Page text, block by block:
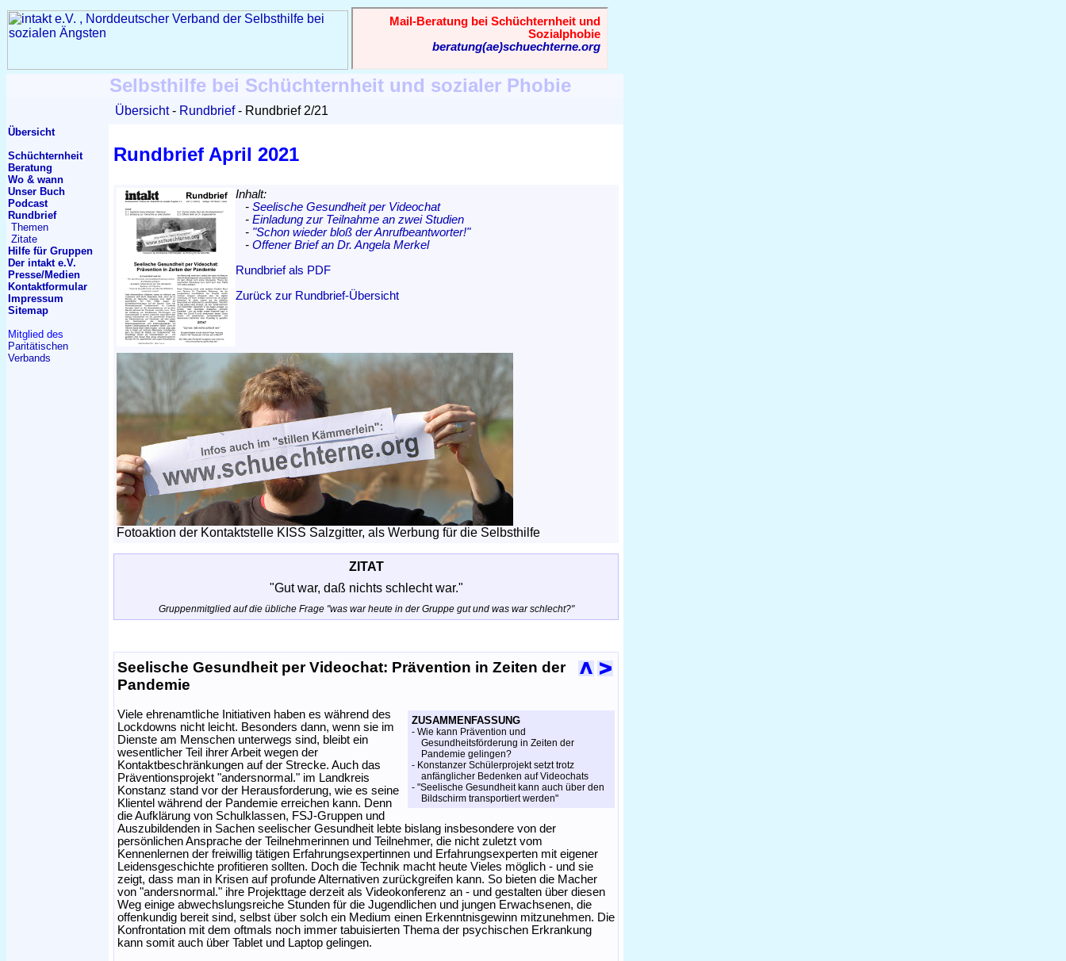
Selbsthilfe bei Schüchternheit und sozialer Phobie
Übersicht Rundbrief Rundbrief 2/21
Übersicht
Schüchternheit
Beratung
Wo & wann
Unser Buch
Podcast
Rundbrief
Themen
Zitate
Hilfe für Gruppen
Der intakt e.V.
Presse/Medien
Kontaktformular
Impressum
Sitemap
Mitglied des
Paritätischen
Verbands
Rundbrief April 2021
Inhalt:
- Seelische Gesundheit per Videochat
- Einladung zur Teilnahme an zwei Studien
- "Schon wieder bloß der Anrufbeantworter!"
- Offener Brief an Dr. Angela Merkel
Rundbrief als PDF
Zurück zur Rundbrief-Übersicht
Fotoaktion der Kontaktstelle KISS Salzgitter, als Werbung für die Selbsthilfe
ZITAT
"Gut war, daß nichts schlecht war."
Gruppenmitglied auf die übliche Frage "was war heute in der Gruppe gut und was war schlecht?"
Seelische Gesundheit per Videochat: Prävention in Zeiten der
Pandemie
ZUSAMMENFASSUNG
- Wie kann Prävention und
Gesundheitsförderung in Zeiten der
Pandemie gelingen?
- Konstanzer Schülerprojekt setzt trotz
anfänglicher Bedenken auf Videochats
- "Seelische Gesundheit kann auch über den
Bildschirm transportiert werden"
Viele ehrenamtliche Initiativen haben es während des
Lockdowns nicht leicht. Besonders dann, wenn sie im
Dienste am Menschen unterwegs sind, bleibt ein
wesentlicher Teil ihrer Arbeit wegen der
Kontaktbeschränkungen auf der Strecke. Auch das
Präventionsprojekt "andersnormal." im Landkreis
Konstanz stand vor der Herausforderung, wie es seine
Klientel während der Pandemie erreichen kann. Denn
die Aufklärung von Schulklassen, FSJ-Gruppen und
Auszubildenden in Sachen seelischer Gesundheit lebte bislang insbesondere von der
persönlichen Ansprache der Teilnehmerinnen und Teilnehmer, die nicht zuletzt vom
Kennenlernen der freiwillig tätigen Erfahrungsexpertinnen und Erfahrungsexperten mit eigener
Leidensgeschichte profitieren sollten. Doch die Technik macht heute Vieles möglich - und sie
zeigt, dass man in Krisen auf profunde Alternativen zurückgreifen kann. So bieten die Macher
von "andersnormal." ihre Projekttage derzeit als Videokonferenz an - und gestalten über diesen
Weg einige abwechslungsreiche Stunden für die Jugendlichen und jungen Erwachsenen, die
offenkundig bereit sind, selbst über solch ein Medium einen Erkenntnisgewinn mitzunehmen. Die
Konfrontation mit dem oftmals noch immer tabuisierten Thema der psychischen Erkrankung
kann somit auch über Tablet und Laptop gelingen.